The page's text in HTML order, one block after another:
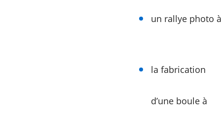
un rallye photo
la fabrication
d’une boule à